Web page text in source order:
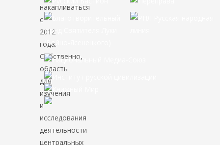
накапливаться
с
2012
года.
Собственно,
область
для
изучения
и
исследования
деятельности
центральных